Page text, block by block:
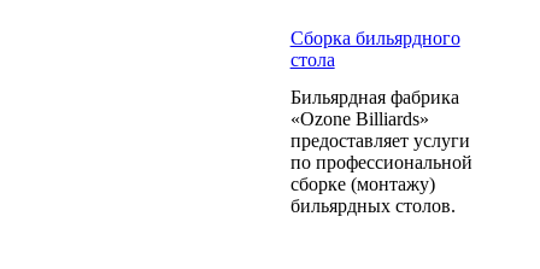
Сборка бильярдного
стола
Бильярдная фабрика
«Ozone Billiards»
предоставляет услуги
по профессиональной
сборке (монтажу)
бильярдных столов.